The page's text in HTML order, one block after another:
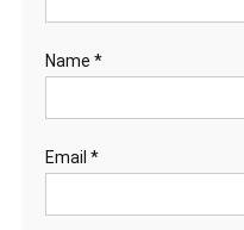
Name *
Email *